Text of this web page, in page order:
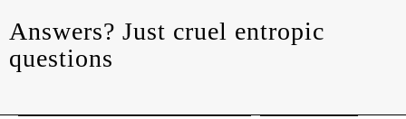
portátiles
contacto
Answers? Just cruel entropic
questions
Answers?